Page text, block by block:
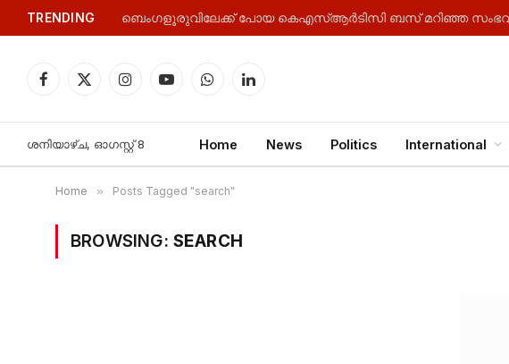
TRENDING
Facebook
X
InstagramYouTubeWhatsAppLinkedIn
ശനിയാഴ്‌ച, ഓഗസ്റ്റ്‌ 8 Home News Politics International
Home » Posts Tagged "search"
BROWSING: SEARCH